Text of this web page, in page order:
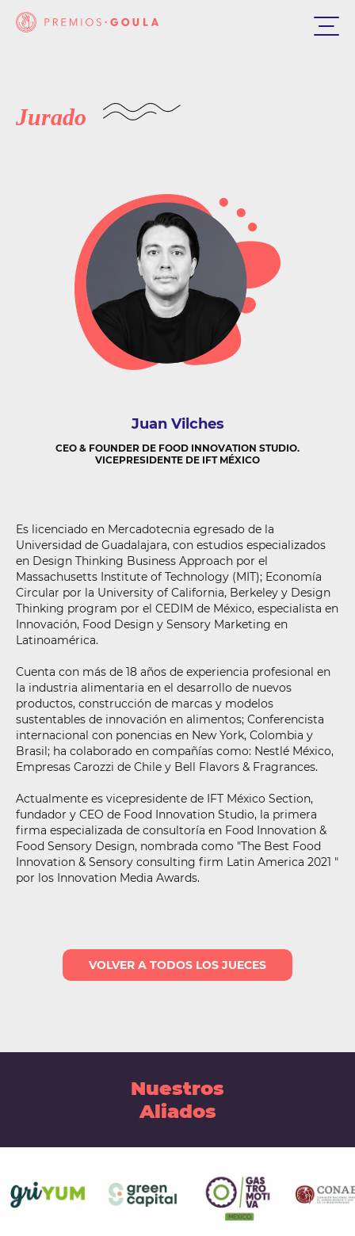
Jurado
Juan Vilches
CEO & FOUNDER DE FOOD INNOVATION STUDIO.
VICEPRESIDENTE DE IFT MÉXICO
Es licenciado en Mercadotecnia egresado de la
Universidad de Guadalajara, con estudios especializados
en Design Thinking Business Approach por el
Massachusetts Institute of Technology (MIT); Economía
Circular por la University of California, Berkeley y Design
Thinking program por el CEDIM de México, especialista en
Innovación, Food Design y Sensory Marketing en
Latinoamérica.
Cuenta con más de 18 años de experiencia profesional en
la industria alimentaria en el desarrollo de nuevos
productos, construcción de marcas y modelos
sustentables de innovación en alimentos; Conferencista
internacional con ponencias en New York, Colombia y
Brasil; ha colaborado en compañías como: Nestlé México,
Empresas Carozzi de Chile y Bell Flavors & Fragrances.
Actualmente es vicepresidente de IFT México Section,
fundador y CEO de Food Innovation Studio, la primera
firma especializada de consultoría en Food Innovation &
Food Sensory Design, nombrada como "The Best Food
Innovation & Sensory consulting firm Latin America 2021 "
por los Innovation Media Awards.
VOLVER A TODOS LOS JUECES
Nuestros
Aliados